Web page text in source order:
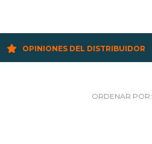
OPINIONES DEL DISTRIBUIDOR
ORDENAR POR: